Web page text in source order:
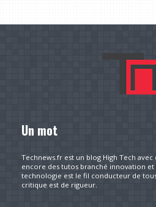
Un mot
Technews.fr est un blog High Tech avec
encore des tutos branché innovation et
technologie est le fil conducteur de
critique est de rigueur.